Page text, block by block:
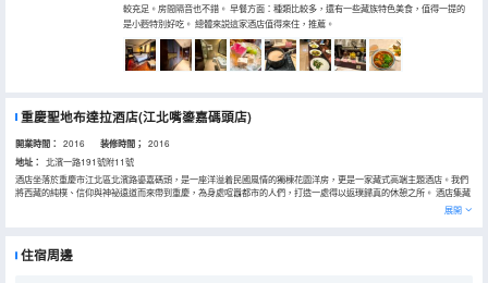
較充足。房間隔音也不錯。 早餐方面：種類比較多，還有一些藏族特色美食，值得一提的
是小麪特別好吃。 總體來説這家酒店值得來住，推薦。
重慶聖地布達拉酒店(江北嘴鎏嘉碼頭店)
開業時間： 2016 装修時間； 2016
地址：
北濱一路191號附11號
酒店坐落於重慶市江北區北濱路鎏嘉碼頭，是一座洋溢着民國風情的獨棟花園洋房，更是一家藏式高端主題酒店。我們
將西藏的純樸、信仰與神祕遠道而來帶到重慶，為身處喧囂都市的人們，打造一處得以返璞歸真的休憩之所。 酒店集藏
式精品客房、藏式餐廳、藏式茶吧、藏特產品、藏文化展示及多功能會議室於一體。建築氣勢恢弘，客房巧妙融合藏式
元素，布置新穎別緻。房間內甄選高品質助眠床墊、布草與衞浴用品等，所有木製品皆為實木打造，擺件則悉數來自西
景風情，地理位置優越，交通便捷。周邊環繞着成熟的商業綜合體，各類重慶美食匯聚於此。酒店鬧中取靜，是都市裏
展開
住宿周邊